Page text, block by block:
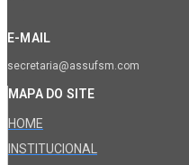
E-MAIL
secretaria@assufsm.com
MAPA DO SITE
HOME
INSTITUCIONAL